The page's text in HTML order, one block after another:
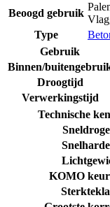
Beoogd gebruik
Type
Gebruik
Binnen/
Droogtijd
Verwerkingstijd
Technische
KOMO